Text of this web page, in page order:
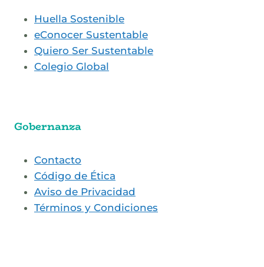
Huella Sostenible
eConocer Sustentable
Quiero Ser Sustentable
Colegio Global
Gobernanza
Contacto
Código de Ética
Aviso de Privacidad
Términos y Condiciones